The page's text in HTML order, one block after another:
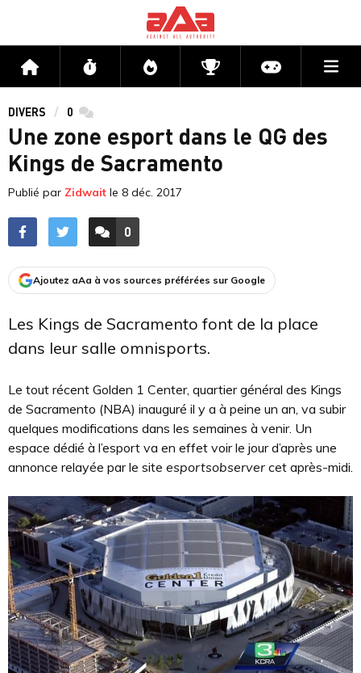
Accueil Flux Directs CompétitionsActu jeux
DIVERS 0 commentaires
Une zone esport dans le QG des
Kings de Sacramento
Publié par Zidwait le 8 déc. 2017
ACCÉDER AUX
0
COMMENTAIRES
Ajoutez aAa à vos sources préférées sur Google
Les Kings de Sacramento font de la place
dans leur salle omnisports.
Le tout récent Golden 1 Center, quartier général des Kings
de Sacramento (NBA) inauguré il y a à peine un an, va subir
quelques modifications dans les semaines à venir. Un
espace dédié à l’esport va en effet voir le jour d’après une
annonce relayée par le site esportsobserver cet après-midi.